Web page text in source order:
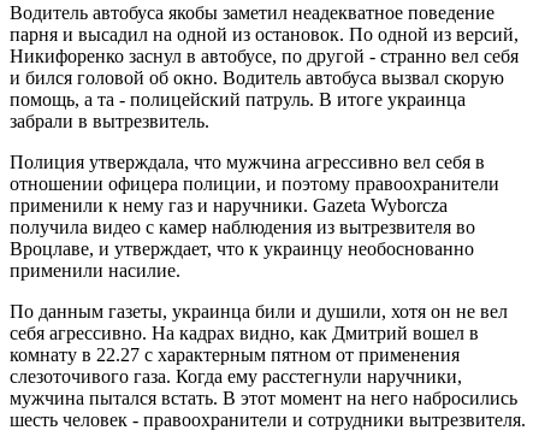
Водитель автобуса якобы заметил неадекватное поведение
парня и высадил на одной из остановок. По одной из версий,
Никифоренко заснул в автобусе, по другой - странно вел себя
и бился головой об окно. Водитель автобуса вызвал скорую
помощь, а та - полицейский патруль. В итоге украинца
забрали в вытрезвитель.
Полиция утверждала, что мужчина агрессивно вел себя в
отношении офицера полиции, и поэтому правоохранители
применили к нему газ и наручники. Gazeta Wyborcza
получила видео с камер наблюдения из вытрезвителя во
Вроцлаве, и утверждает, что к украинцу необоснованно
применили насилие.
По данным газеты, украинца били и душили, хотя он не вел
себя агрессивно. На кадрах видно, как Дмитрий вошел в
комнату в 22.27 с характерным пятном от применения
слезоточивого газа. Когда ему расстегнули наручники,
мужчина пытался встать. В этот момент на него набросились
шесть человек - правоохранители и сотрудники вытрезвителя.